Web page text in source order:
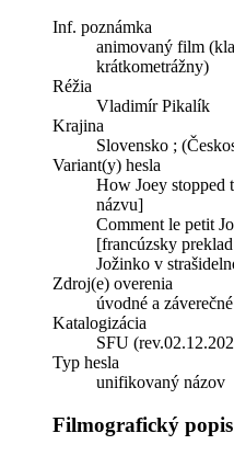
Inf. poznámka
animovaný film
krátkometrážny)
Réžia
Vladimír Pikalík
Krajina
Slovensko ;
Variant(y) hesla
How Joey stopped
názvu]
Comment le petit
[francúzsky
Jožinko v
Zdroj(e) overenia
úvodné a
Katalogizácia
SFU
Typ hesla
unifikovaný názov
Filmografický popis